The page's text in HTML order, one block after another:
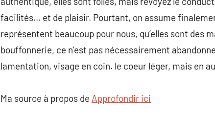
facilités… et de plaisir. Pourtant, on assume
représentent beaucoup pour nous, qu’elles sont des
bouffonnerie, ce n’est pas nécessairement
lamentation, visage en coin. le coeur léger, mais en
Ma source à propos de Approfondir ici